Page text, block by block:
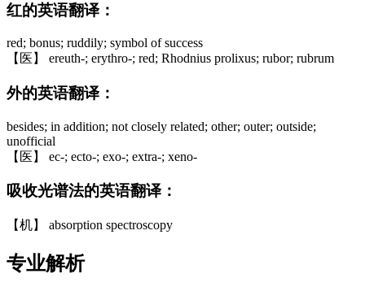
红的英语翻译：
red; bonus; ruddily; symbol of success
【医】 ereuth-; erythro-; red; Rhodnius prolixus; rubor; rubrum
外的英语翻译：
besides; in addition; not closely related; other; outer; outside;
unofficial
【医】 ec-; ecto-; exo-; extra-; xeno-
吸收光谱法的英语翻译：
【机】 absorption spectroscopy
专业解析